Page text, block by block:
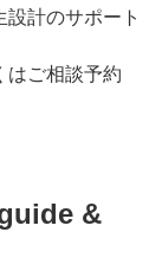
計のサポート
はご相談予約
&